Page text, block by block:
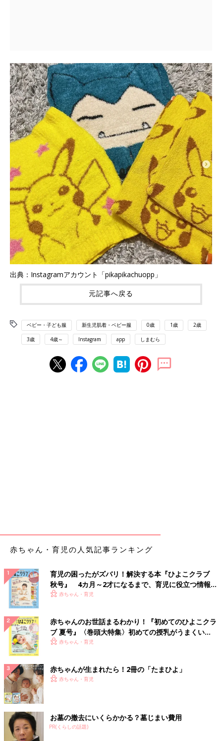
出典：Instagramアカウント「pikapikachuopp」
元記事へ戻る
ベビー・子ども服 新生児肌着・ベビー服 0歳 1歳 2歳
3歳 4歳～ Instagram app しまむら
赤ちゃん・育児の人気記事ランキング
育児の困ったがズバリ！解決する本『ひよこクラブ
秋号』 4カ月～2才になるまで、育児に役立つ情報が
いっぱい！
赤ちゃん・育児
赤ちゃんのお世話まるわかり！『初めてのひよこクラ
ブ 夏号』〈巻頭大特集〉初めての授乳がうまくい
く！ おっぱい・ミルクの基本と夏のトラブル 解決テ
赤ちゃん・育児
赤ちゃんが生まれたら！2冊の「たまひよ」
赤ちゃん・育児
お墓の撤去にいくらかかる？墓じまい費用
PR(くらしの話題)